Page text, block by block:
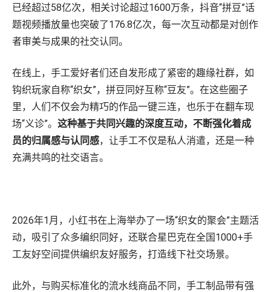
已经超过58亿次，相关讨论超过1600万条，抖音“拼豆”话
题视频播放量也突破了176.8亿次，每一次互动都是对创作
者审美与成果的社交认同。
在线上，手工爱好者们还自发形成了紧密的趣缘社群，如
钩织玩家自称“织女”，拼豆同好互称“豆友”。在这些圈子
里，人们不仅会为精巧的作品一键三连，也乐于在翻车现
场“义诊”。 这种基于共同兴趣的深度互动，不断强化着成
员的归属感与认同感，让手工不仅是私人消遣，还是一种
充满共鸣的社交语言。
2026年1月，小红书在上海举办了一场“织女的聚会”主题活
动，吸引了众多编织同好，还联合星巴克在全国1000+手
工友好空间提供编织友好服务，打造线下社交场景。
此外，与购买标准化的流水线商品不同，手工制品带有强